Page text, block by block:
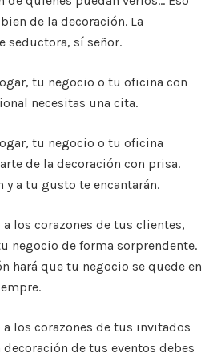
de la decoración. La
seductora, sí señor.
tu negocio o tu oficina con
necesitas una cita.
tu negocio o tu oficina
de la decoración con prisa.
y a tu gusto te encantarán.
los corazones de tus clientes,
negocio de forma sorprendente.
hará que tu negocio se quede en
los corazones de tus invitados
de tus eventos debes